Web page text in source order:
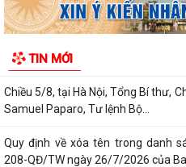
TIN MỚI
dung xuyên tạc sai sự thật trên...
logistics", "Ghép đơn", "Nhiệm vụ...
Chiều 5/8, tại Hà Nội, Tổng Bí thư,
Samuel Paparo, Tư lệnh Bộ...
Quy định về xóa tên trong danh
208-QĐ/TW ngày 26/7/2026 của